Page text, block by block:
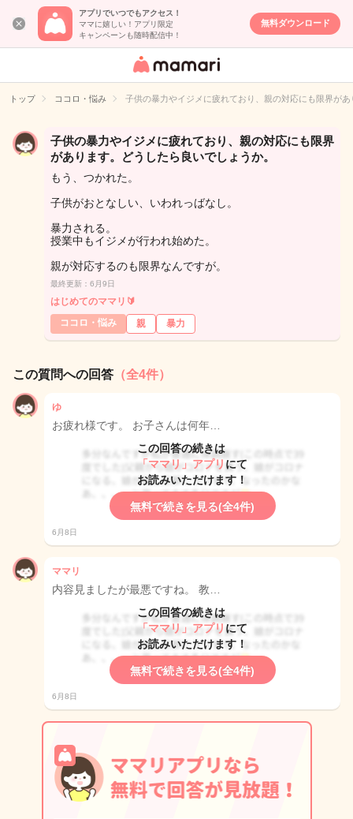
アプリでいつでもアクセス！
ママに嬉しい！アプリ限定
キャンペーンも随時配信中！
無料ダウンロード
女性専用匿名QA
イト
トップ ココロ・悩み 子供の暴力やイジメに疲れており、親の対応にも限界が
子供の暴力やイジメに疲れており、親の対応にも限界
があります。どうしたら良いでしょうか。
もう、つかれた。
子供がおとなしい、いわれっばなし。
暴力される。
授業中もイジメが行われ始めた。
親が対応するのも限界なんですが。
最終更新：6月9日
はじめてのママリ🔰
ココロ・悩み
親 暴力
この質問への回答 （全4件）
ゆ
お疲れ様です。 お子さんは何年…
この回答の続きは
「ママリ」アプリ にて
お読みいただけます！
無料で続きを見る(全4件)
6月8日
ママリ
内容見ましたが最悪ですね。 教…
この回答の続きは
「ママリ」アプリ にて
お読みいただけます！
無料で続きを見る(全4件)
6月8日